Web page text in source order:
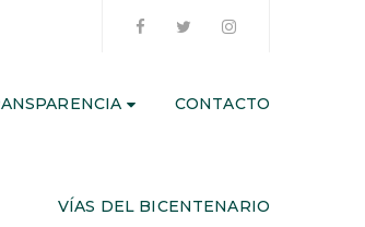
CONTACTO
VÍAS DEL BICENTENARIO